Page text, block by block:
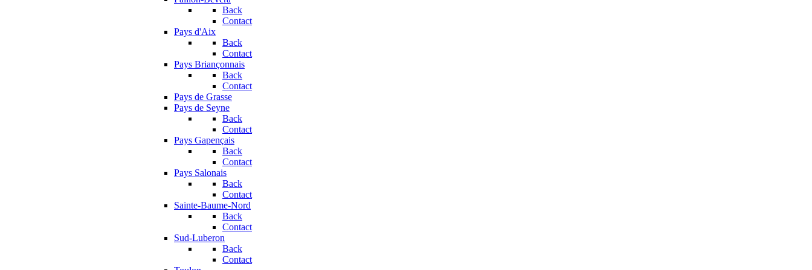
Back
Contact
Pays d'Aix
Back
Contact
Pays Briançonnais
Back
Contact
Pays de Grasse
Pays de Seyne
Back
Contact
Pays Gapençais
Back
Contact
Pays Salonais
Back
Contact
Sainte-Baume-Nord
Back
Contact
Sud-Luberon
Back
Contact